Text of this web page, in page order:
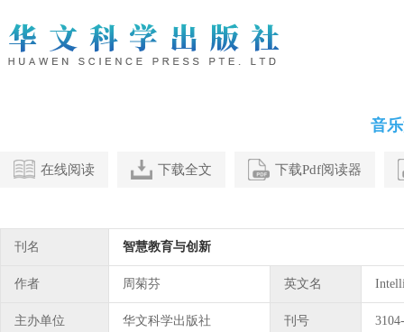
音
在线阅读 下载全文 下载Pdf阅读器
刊名 智慧教育与创新
作者 周菊芬 英文名
主办单位 华文科学出版社 刊号